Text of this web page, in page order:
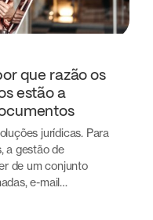
que razão os
estão a
jurídicas. Para
a gestão de
de um conjunto
e-mail…